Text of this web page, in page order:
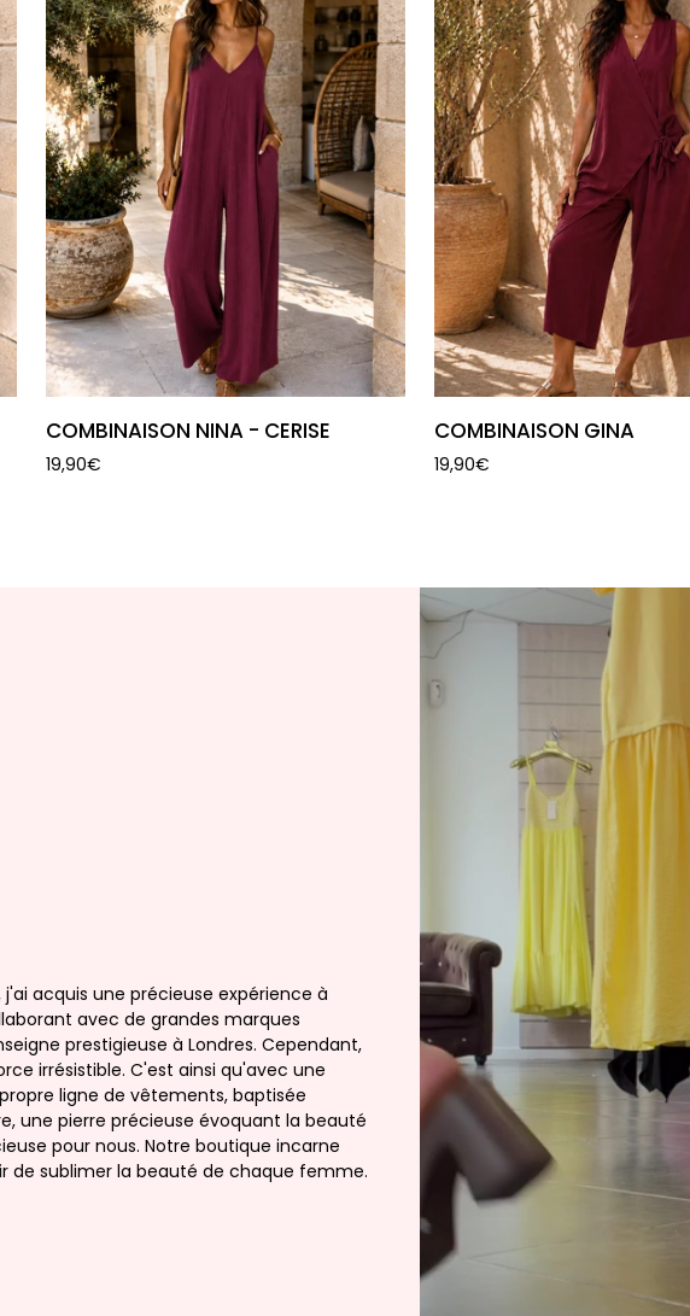
AJOUTER AU PANIER
COMBINAISON
NINA
-
COMBINAISON NINA - CERISE
19,90€
AJOUTER AU
COMBINAISON
GINA
COMBINAISON GINA
19,90€
acquis une précieuse expérience à
avec de grandes marques
prestigieuse à Londres. Cependant,
irrésistible. C'est ainsi qu'avec une
ligne de vêtements, baptisée
une pierre précieuse évoquant la beauté
pour nous. Notre boutique incarne
de sublimer la beauté de chaque femme.